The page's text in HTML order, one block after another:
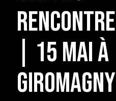
rencontre
| 15 mai à
Giromagny